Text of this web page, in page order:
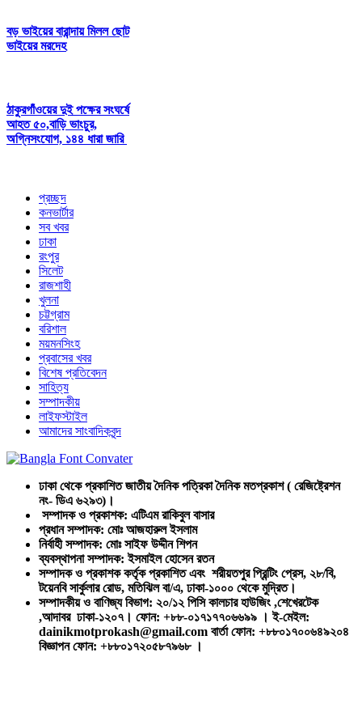
বড় ভাইয়ের বারান্দায় মিলল ছোট
ভাইয়ের মরদেহ
ঠাকুরগাঁওয়ের দুই পক্ষের সংঘর্ষে
আহত ৫০,বাড়ি ভাংচুর,
অগ্নিসংযোগ, ১৪৪ ধারা জারি
প্রচ্ছদ
কনভার্টার
সব খবর
ঢাকা
রংপুর
সিলেট
রাজশাহী
খুলনা
চট্টগ্রাম
বরিশাল
ময়মনসিংহ
প্রবাসের খবর
বিশেষ প্রতিবেদন
সাহিত্য
সম্পাদকীয়
লাইফস্টাইল
আমাদের সাংবাদিকবৃন্দ
ঢাকা থেকে প্রকাশিত জাতীয় দৈনিক পত্রিকা দৈনিক মতপ্রকাশ ( রেজিষ্ট্রেশন
নং- ডিএ ৬২৯৩)।
সম্পাদক ও প্রকাশক: এটিএম রাকিবুল বাসার
প্রধান সম্পাদক: মোঃ আজহারুল ইসলাম
নির্বাহী সম্পাদক: মোঃ সাইফ উদ্দীন শিপন
ব্যবস্থাপনা সম্পাদক: ইসমাইল হোসেন রতন
সম্পাদক ও প্রকাশক কর্তৃক প্রকাশিত এবং শরীয়তপুর প্রিন্টিং প্রেস, ২৮/বি,
টয়েনবি সার্কুলার রোড, মতিঝিল বা/এ, ঢাকা-১০০০ থেকে মুদ্রিত।
সম্পাদকীয় ও বাণিজ্য বিভাগ: ২০/১২ পিসি কালচার হাউজিং ,শেখেরটেক
,আদাবর ঢাকা-১২০৭। ফোন: +৮৮-০১৭১৭৭০৬৬৯৯ । ই-মেইল:
dainikmotprokash@gmail.com বার্তা ফোন: +৮৮০১৭০০৬৪৯২০৪
বিজ্ঞাপন ফোন: +৮৮০১৭২০৫৮৭৯৬৮ ।